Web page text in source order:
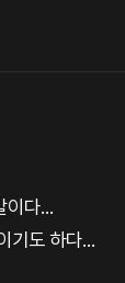
이다...
기도 하다...